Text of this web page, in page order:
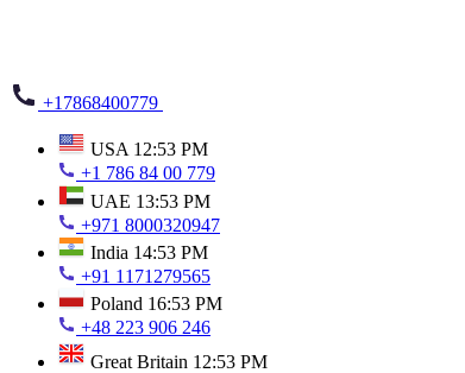
+17868400779
USA 12:53 PM
+1 786 84 00 779
UAE 13:53 PM
+971 8000320947
India 14:53 PM
+91 1171279565
Poland 16:53 PM
+48 223 906 246
Great Britain 12:53 PM